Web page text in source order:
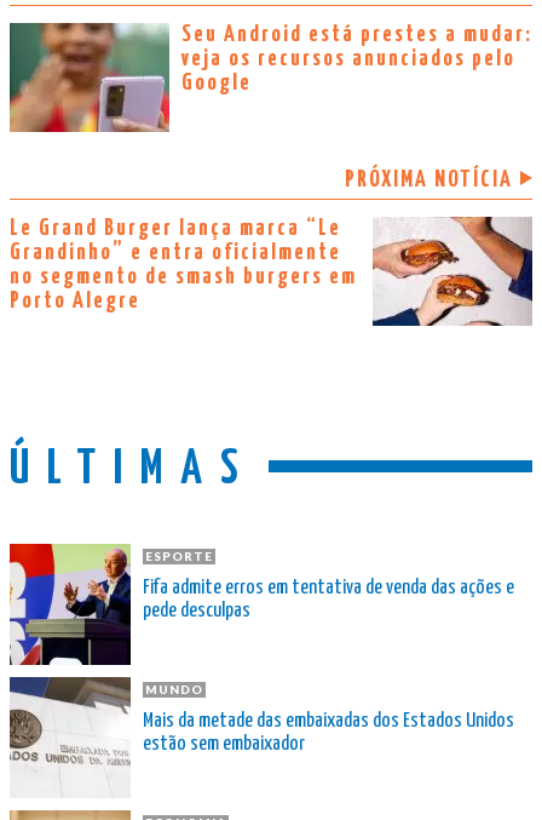
Seu Android está prestes a mudar:
veja os recursos anunciados pelo
Google
PRÓXIMA NOTÍCIA
Le Grand Burger lança marca “Le
Grandinho” e entra oficialmente
no segmento de smash burgers em
Porto Alegre
ÚLTIMAS
ESPORTE
Fifa admite erros em tentativa de venda das ações e
pede desculpas
MUNDO
Mais da metade das embaixadas dos Estados Unidos
estão sem embaixador